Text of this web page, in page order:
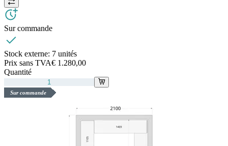
Sur commande
Stock externe: 7 unités
Prix sans TVA€ 1.280,00
Quantité
Sur commande